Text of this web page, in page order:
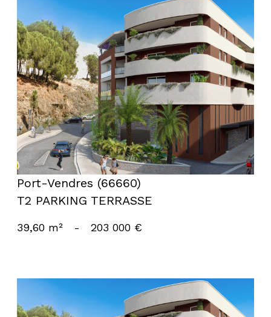
voir le bien
Port-Vendres (66660)
T2 PARKING TERRASSE
39,60 m² - 203 000 €